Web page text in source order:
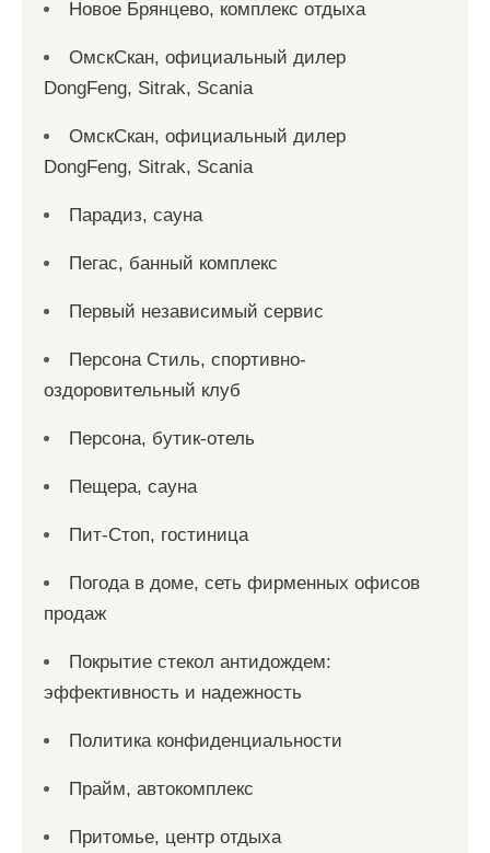
Новое Брянцево, комплекс отдыха
ОмскСкан, официальный дилер
DongFeng, Sitrak, Scania
ОмскСкан, официальный дилер
DongFeng, Sitrak, Scania
Парадиз, сауна
Пегас, банный комплекс
Первый независимый сервис
Персона Стиль, спортивно-
оздоровительный клуб
Персона, бутик-отель
Пещера, сауна
Пит-Стоп, гостиница
Погода в доме, сеть фирменных офисов
продаж
Покрытие стекол антидождем:
эффективность и надежность
Политика конфиденциальности
Прайм, автокомплекс
Притомье, центр отдыха